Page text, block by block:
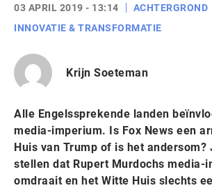
03 APRIL 2019 - 13:14
ACHTERGROND
INNOVATIE & TRANSFORMATIE
Krijn Soeteman
Alle Engelssprekende landen
media-imperium. Is Fox News een
Huis van Trump of is het andersom?
stellen dat Rupert Murdochs media-
omdraait en het Witte Huis slechts